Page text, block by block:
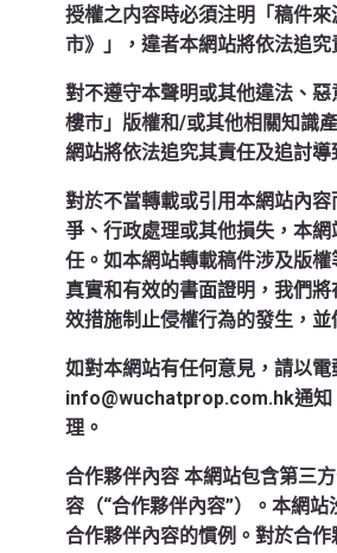
授權之内容時必須注明「稿件
市》」，違者本網站將依法追究
對不遵守本聲明或其他違法、
樓市」版權和/或其他相關知識
網站將依法追究其責任及追討導
對於不當轉載或引用本網站內
爭、行政處理或其他損失，本
任。如本網站轉載稿件涉及版
真實和有效的書面證明，我們
效措施制止侵權行為的發生，並
如對本網站有任何意見，請以電
info@wuchatprop.com.hk通知
理。
合作夥伴內容 本網站包含第三
容（“合作夥伴內容”）。本網站
合作夥伴內容的慣例。對於合作